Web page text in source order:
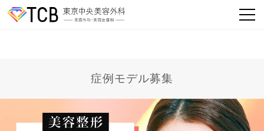
症例モデル募集